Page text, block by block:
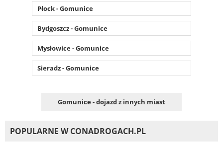
Płock - Gomunice
Bydgoszcz - Gomunice
Mysłowice - Gomunice
Sieradz - Gomunice
Gomunice - dojazd z innych miast
POPULARNE W CONADROGACH.PL